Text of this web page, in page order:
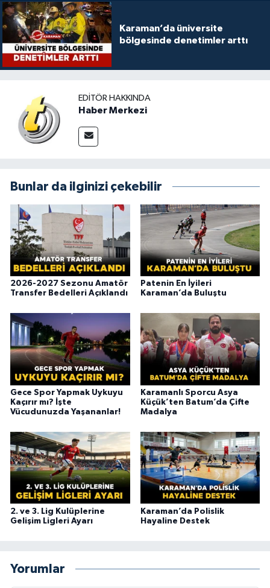
Karaman’da üniversite
bölgesinde denetimler arttı
EDITÖR HAKKINDA
Haber Merkezi
Bunlar da ilginizi çekebilir
2026-2027 Sezonu Amatör
Transfer Bedelleri Açıklandı
Patenin En İyileri
Karaman’da Buluştu
Gece Spor Yapmak Uykuyu
Kaçırır mı? İşte
Vücudunuzda Yaşananlar!
Karamanlı Sporcu Asya
Küçük’ten Batum’da Çifte
Madalya
2. ve 3. Lig Kulüplerine
Gelişim Ligleri Ayarı
Karaman’da Polislik
Hayaline Destek
Yorumlar